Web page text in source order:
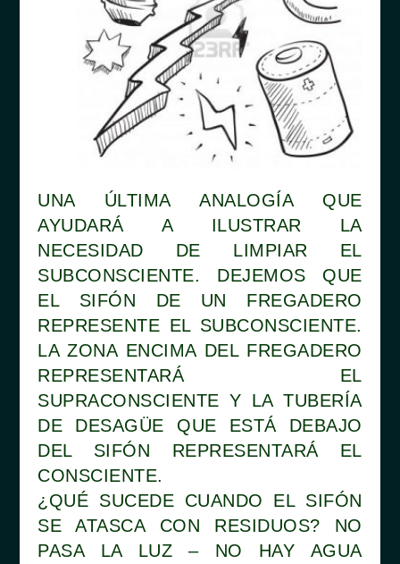
UNA ÚLTIMA ANALOGÍA QUE
AYUDARÁ A ILUSTRAR LA
NECESIDAD DE LIMPIAR EL
SUBCONSCIENTE. DEJEMOS QUE
EL SIFÓN DE UN FREGADERO
REPRESENTE EL SUBCONSCIENTE.
LA ZONA ENCIMA DEL FREGADERO
REPRESENTARÁ EL
SUPRACONSCIENTE Y LA TUBERÍA
DE DESAGÜE QUE ESTÁ DEBAJO
DEL SIFÓN REPRESENTARÁ EL
CONSCIENTE.
¿QUÉ SUCEDE CUANDO EL SIFÓN
SE ATASCA CON RESIDUOS? NO
PASA LA LUZ – NO HAY AGUA